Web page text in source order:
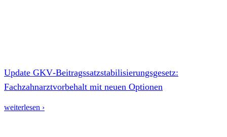
Update GKV‑Beitragssatzstabilisierungsgesetz:
Fachzahnarztvorbehalt mit neuen Optionen
weiterlesen ›